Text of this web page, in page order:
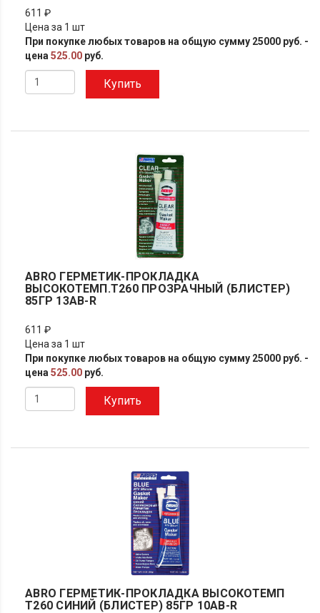
611 ₽
Цена за 1 шт
При покупке любых товаров на общую сумму 25000 руб. -
цена 525.00 руб.
Купить
ABRO ГЕРМЕТИК-ПРОКЛАДКА
ВЫСОКОТЕМП.Т260 ПРОЗРАЧНЫЙ (БЛИСТЕР)
85ГР 13AB-R
611 ₽
Цена за 1 шт
При покупке любых товаров на общую сумму 25000 руб. -
цена 525.00 руб.
Купить
ABRO ГЕРМЕТИК-ПРОКЛАДКА ВЫСОКОТЕМП
Т260 СИНИЙ (БЛИСТЕР) 85ГР 10AB-R